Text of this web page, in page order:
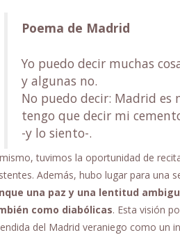
Poema de Madrid
Yo puedo decir muchas
y algunas no.
No puedo decir: Madrid es
tengo que decir mi
-y lo siento-.
tuvimos la oportunidad de
Además, hubo lugar para una
una paz y una lentitud
como diabólicas. Esta visión
del Madrid veraniego como un